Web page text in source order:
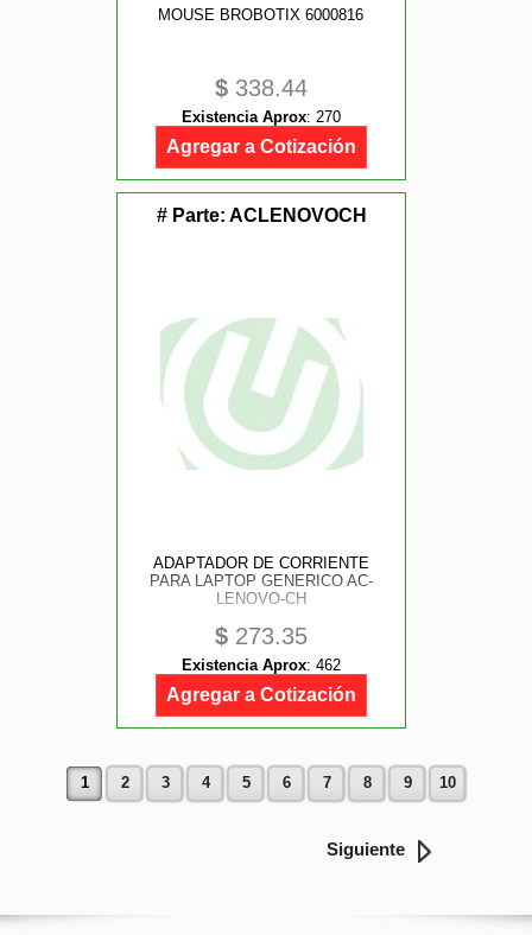
MOUSE BROBOTIX 6000816
$ 338.44
Existencia Aprox: 270
Agregar a Cotización
# Parte: ACLENOVOCH
ADAPTADOR DE CORRIENTE
PARA LAPTOP GENERICO AC-
LENOVO-CH
$ 273.35
Existencia Aprox: 462
Agregar a Cotización
1 2 3 4 5 6 7 8 9 10
Siguiente